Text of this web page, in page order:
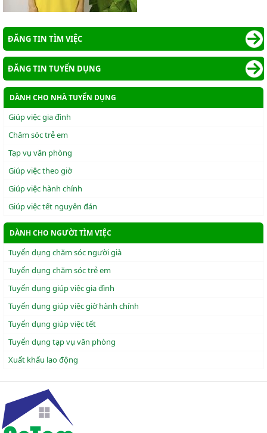
ĐĂNG TIN TÌM VIỆC
ĐĂNG TIN TUYỂN DỤNG
DÀNH CHO NHÀ TUYỂN DỤNG
Giúp việc gia đình
Chăm sóc trẻ em
Tạp vụ văn phòng
Giúp việc theo giờ
Giúp việc hành chính
Giúp việc tết nguyên đán
DÀNH CHO NGƯỜI TÌM VIỆC
Tuyển dụng chăm sóc người già
Tuyển dụng chăm sóc trẻ em
Tuyển dụng giúp việc gia đình
Tuyển dụng giúp việc giờ hành chính
Tuyển dụng giúp việc tết
Tuyển dụng tạp vụ văn phòng
Xuẩt khẩu lao động